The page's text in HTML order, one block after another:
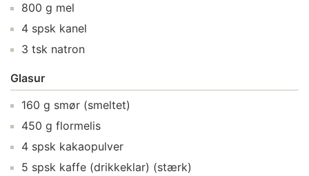
800 g mel
4 spsk kanel
3 tsk natron
Glasur
160 g smør (smeltet)
450 g flormelis
4 spsk kakaopulver
5 spsk kaffe (drikkeklar) (stærk)